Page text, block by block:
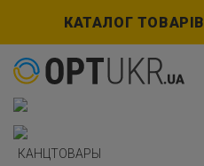
КАТАЛОГ ТОВАРІВ
КАНЦТОВАРЫ